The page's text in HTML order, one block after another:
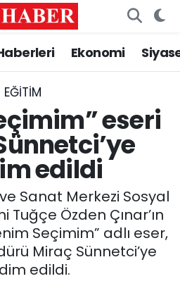
Ekonomi
EĞITIM
eseri
edildi
Sanat Merkezi Sosyal
Özden Çınar’ın
Seçimim” adlı eser,
Miraç Sünnetci’ye
edildi.
HABERLERİ
Durumu ve Fikstür